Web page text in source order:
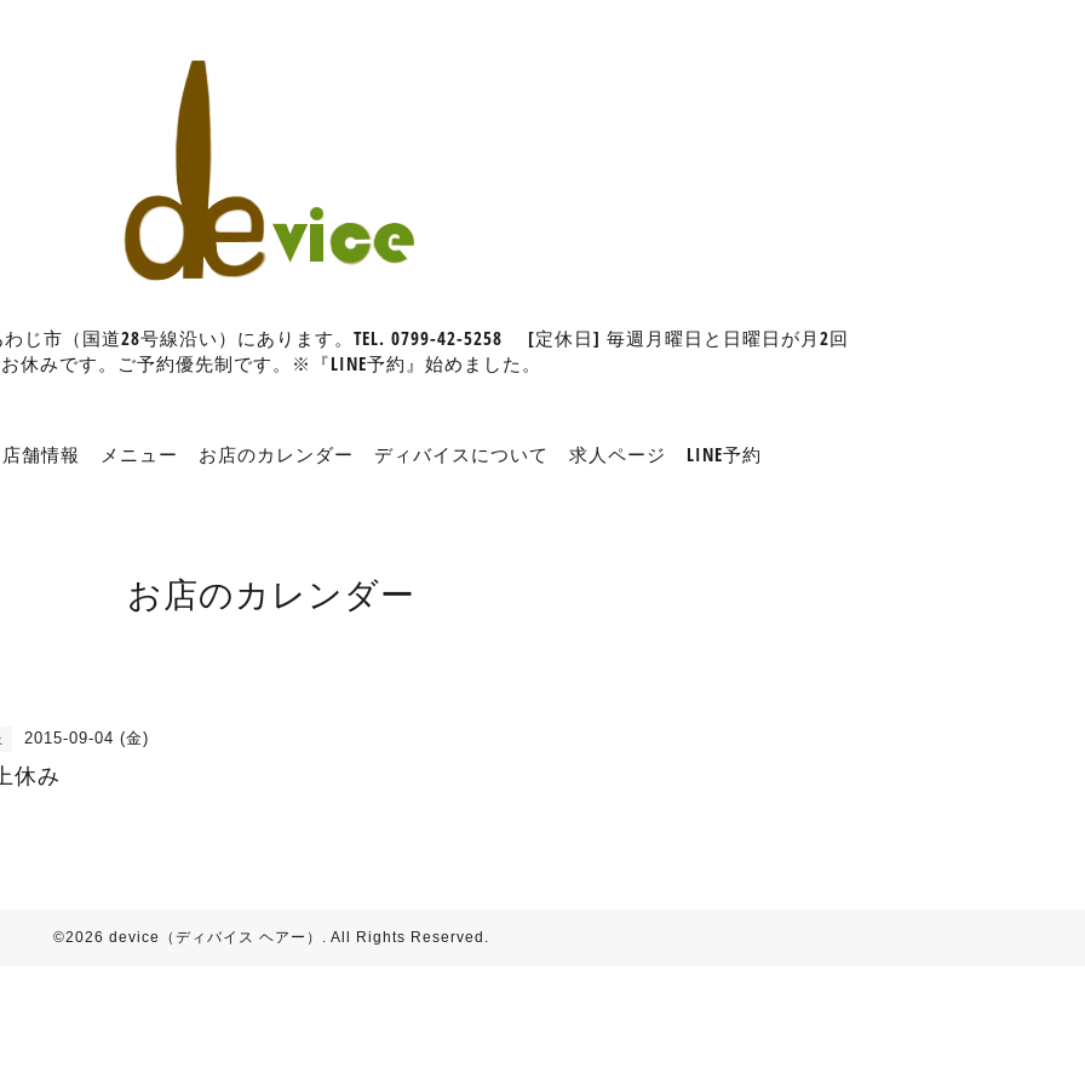
じ市（国道28号線沿い）にあります。TEL. 0799-42-5258 [定休日] 毎週月曜日と日曜日が月2回
お休みです。ご予約優先制です。※『LINE予約』始めました。
店舗情報 メニュー お店のカレンダー ディバイスについて 求人ページ LINE予約
お店のカレンダー
2015-09-04 (金)
休み
©2026 device（ディバイス ヘアー） . All Rights Reserved.